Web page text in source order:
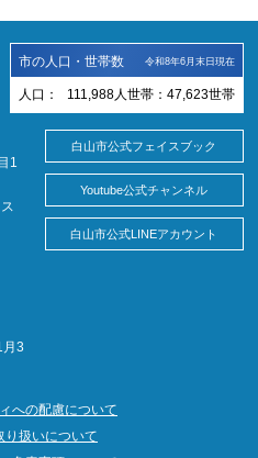
市の人口・世帯数 令和8年6月末日現在
人口： 111,988 人 世帯： 47,623世帯
1
月3
白山市公式フェイスブック
Youtube公式チャンネル
白山市公式LINEアカウント
への配慮について
り扱いについて